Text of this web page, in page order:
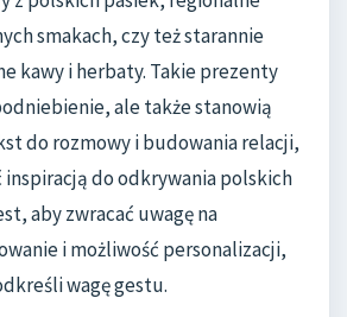
smakach, czy też starannie
kawy i herbaty. Takie prezenty
ale także stanowią
do rozmowy i budowania relacji,
inspiracją do odkrywania polskich
aby zwracać uwagę na
i możliwość personalizacji,
wagę gestu.